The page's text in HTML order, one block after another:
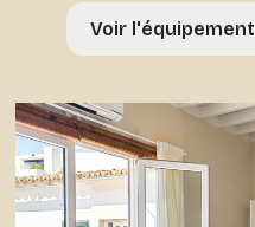
Voir l'équipement